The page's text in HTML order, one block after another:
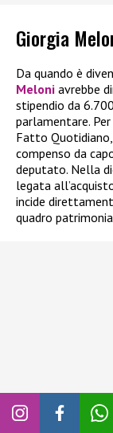
Giorgia
Da quando è
Meloni avrebbe
stipendio da
parlamentare.
Fatto
compenso da
deputato. Nella
legata
incide
quadro